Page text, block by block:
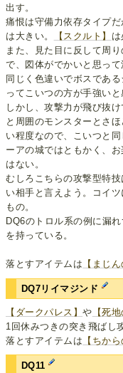
出す。
痛恨は守備力依存タイプ
は大きい。
【スクルト】 は
また、見た目に反して周
で、図体がでかいと思って
同じく色違いでボスであ
ってこいつの方が手強い
しかし、攻撃力が飛び抜
と周囲のモンスターとさ
い程度なので、こいつと
ーアの城ではともかく、
はない。
むしろこちらの攻撃型特技
い相手と言えよう。コイ
もの。
DQ6のトロル系の例に漏
を持っている。
落とすアイテムは 【まじ
DQ7リイマジンド
【ダークパレス】や 【死
1回休みつきの突き飛ばし
落とすアイテムは 【ちか
DQ11